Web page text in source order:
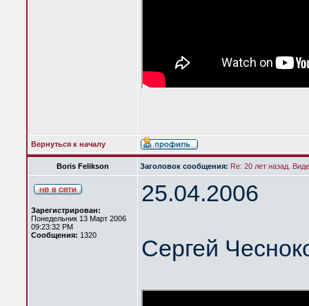
Вернуться к началу
Boris Felikson Заголовок сообщения: Re: 20 лет назад.
Зарегистрирован:
Понедельник 13 Март 2006
09:23:32 PM
Сообщения: 1320
25.04.2006
Сергей